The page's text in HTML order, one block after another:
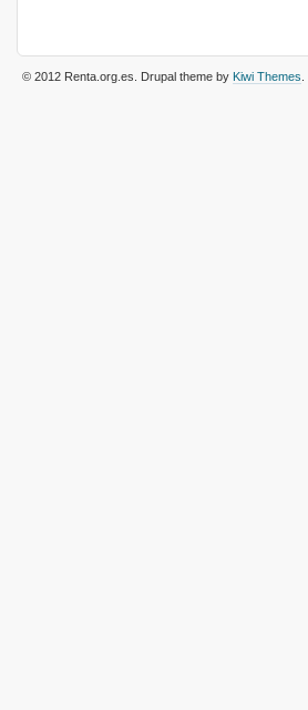
© 2012 Renta.org.es . Drupal theme by Kiwi Themes